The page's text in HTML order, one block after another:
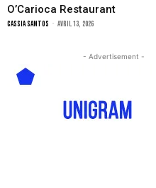
O’Carioca Restaurant
Cassia Santos - avril 13, 2026
- Advertisement -